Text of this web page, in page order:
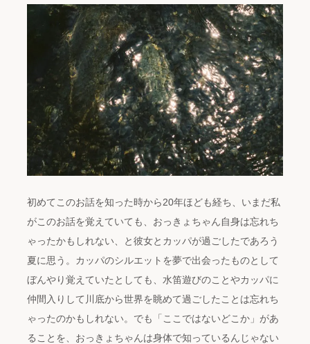
初めてこのお話を知った時から20年ほども経ち、いまだ私
がこのお話を覚えていても、おっきょちゃん自身は忘れち
ゃったかもしれない、と彼女とカッパが過ごしたであろう
夏に思う。カッパのシルエットを夢で出会ったものとして
ぼんやり覚えていたとしても、水笛遊びのことやカッパに
仲間入りして川底から世界を眺めて過ごしたことは忘れち
ゃったのかもしれない。でも「ここではないどこか」があ
ることを、おっきょちゃんは身体で知っているんじゃない